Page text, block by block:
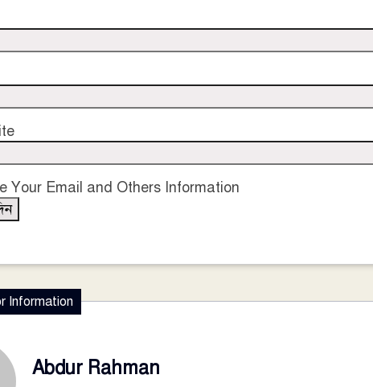
Your Email and Others Information
Information
Abdur Rahman